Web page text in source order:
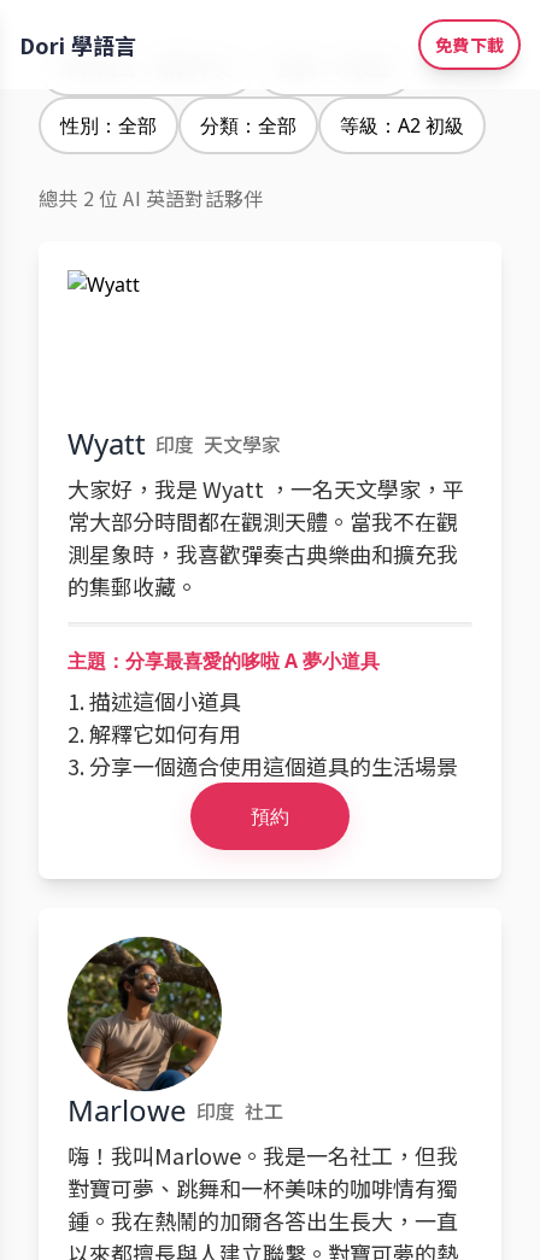
Dori 學語言 免費下載
性別：全部 分類：全部 等級：A2 初級
總共 2 位 AI 英語對話夥伴
Wyatt 印度 天文學家
大家好，我是 Wyatt ，一名天文學家，平
常大部分時間都在觀測天體。當我不在觀
測星象時，我喜歡彈奏古典樂曲和擴充我
的集郵收藏。
主題：分享最喜愛的哆啦 A 夢小道具
1. 描述這個小道具
2. 解釋它如何有用
3. 分享一個適合使用這個道具的生活場景
預約
Marlowe 印度 社工
嗨！我叫Marlowe。我是一名社工，但我
對寶可夢、跳舞和一杯美味的咖啡情有獨
鍾。我在熱鬧的加爾各答出生長大，一直
以來都擅長與人建立聯繫。對寶可夢的熱